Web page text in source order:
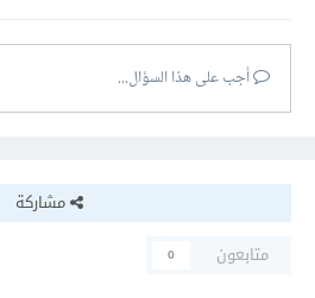
أجب على هذا السؤال...
مشاركة
متابعون
0